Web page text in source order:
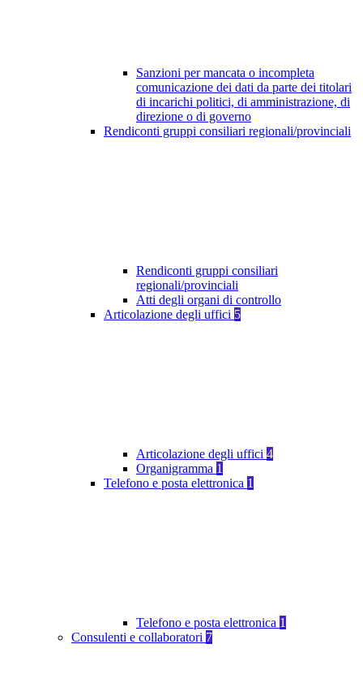
Sanzioni per mancata o incompleta
comunicazione dei dati da parte dei titolari
di incarichi politici, di amministrazione, di
direzione o di governo
Rendiconti gruppi consiliari regionali/provinciali
Rendiconti gruppi consiliari
regionali/provinciali
Atti degli organi di controllo
Articolazione degli uffici 5
Articolazione degli uffici 4
Organigramma 1
Telefono e posta elettronica 1
Telefono e posta elettronica 1
Consulenti e collaboratori 7